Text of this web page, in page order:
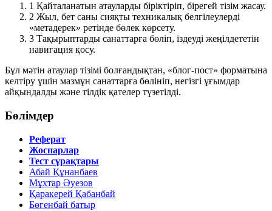
1 Қайталанатын атауларды біріктіріп, бірегей тізім жасау.
2 Жыл, бет саны сияқты техникалық белгілеулерді
«метадерек» ретінде бөлек көрсету.
3 Тақырыптарды санаттарға бөліп, іздеуді жеңілдететін
навигация қосу.
Бұл мәтін атаулар тізімі болғандықтан, «блог-пост» форматына
келтіру үшін мазмұн санаттарға бөлініп, негізгі ұғымдар
айқындалды және тілдік қателер түзетілді.
Бөлімдер
Реферат
Жоспарлар
Тест сұрақтары
Абай Құнанбаев
Мұхтар Әуезов
Қаракерей Қабанбай
Бөгенбай батыр